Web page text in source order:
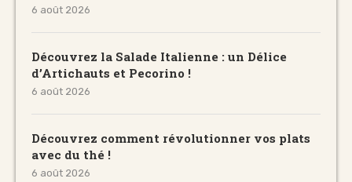
6 août 2026
Découvrez la Salade Italienne : un Délice
d’Artichauts et Pecorino !
6 août 2026
Découvrez comment révolutionner vos plats
avec du thé !
6 août 2026